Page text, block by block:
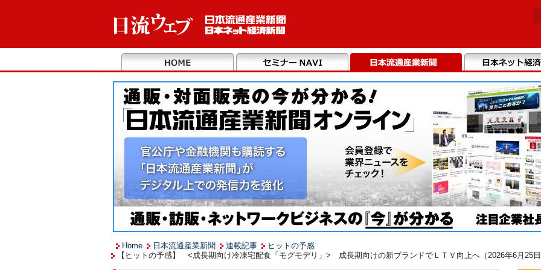
Home 日本流通産業新聞 連載記事
ヒットの予感
【ヒットの予感】 <成長期向け冷凍宅配食「モグモデリ」> 成長期向けの新ブランドでＬＴＶ向上へ（2026年6月25